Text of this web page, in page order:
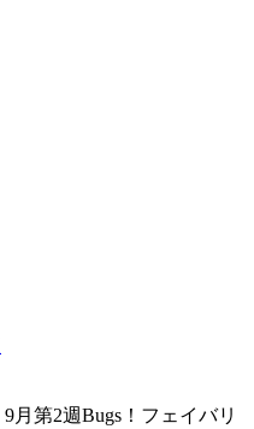
月第2週Bugs！フェイバリ